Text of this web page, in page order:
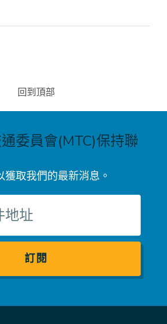
回到頂部
委員會(MTC)保持聯
取我們的最新消息。